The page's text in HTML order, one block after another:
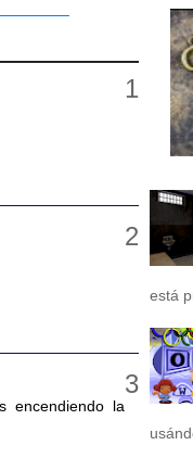
encendiendo la
está